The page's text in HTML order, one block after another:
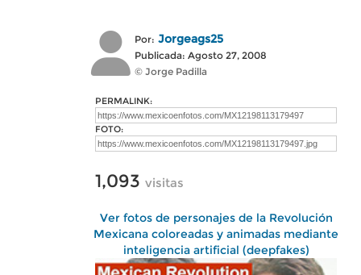
Por: Jorgeags25
Publicada: Agosto 27, 2008
© Jorge Padilla
PERMALINK:
FOTO:
1,093 visitas
Ver fotos de personajes de la Revolución
Mexicana coloreadas y animadas mediante
inteligencia artificial (deepfakes)